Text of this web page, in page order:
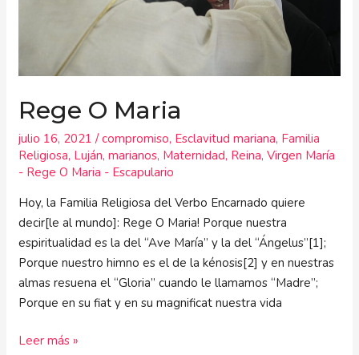
Rege O Maria
julio 16, 2021/compromiso, Esclavitud mariana, Familia
Religiosa, Luján,marianos, Maternidad, Reina,Virgen María
- Rege O Maria - Escapulario
Hoy, la Familia Religiosa del Verbo Encarnado quiere
decir[le al mundo]: Rege O Maria! Porque nuestra
espiritualidad es la del “Ave María” y la del “Ángelus”[1];
Porque nuestro himno es el de la kénosis[2] y en nuestras
almas resuena el “Gloria” cuando le llamamos “Madre”;
Porque en su fiat y en su magnificat nuestra vida
Leer más »